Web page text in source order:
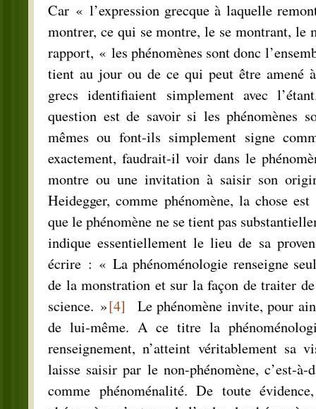
Car « l’expression grecque à laquelle
montrer, ce qui se montre, le se montrant, le
rapport, « les phénomènes sont donc
tient au jour ou de ce qui peut être amené
grecs identifiaient simplement avec
question est de savoir si les phénomènes
mêmes ou font-ils simplement signe
exactement, faudrait-il voir dans le
montre ou une invitation à saisir son
Heidegger, comme phénomène, la chose
que le phénomène ne se tient pas
indique essentiellement le lieu de sa
écrire : « La phénoménologie renseigne
de la monstration et sur la façon de traiter
science. »[4]
Le phénomène invite, pour
de lui-même. A ce titre la
renseignement, n’atteint véritablement sa
laisse saisir par le non-phénomène, c’est-
comme phénoménalité. De toute